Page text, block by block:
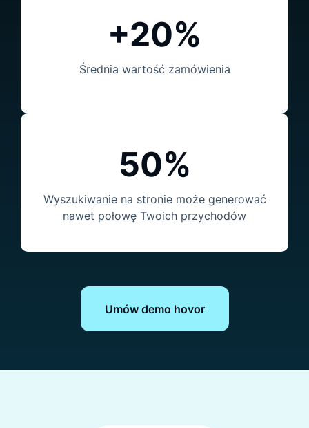
+20%
Średnia wartość zamówienia
50%
Wyszukiwanie na stronie może generować
nawet połowę Twoich przychodów
Umów demo hovor